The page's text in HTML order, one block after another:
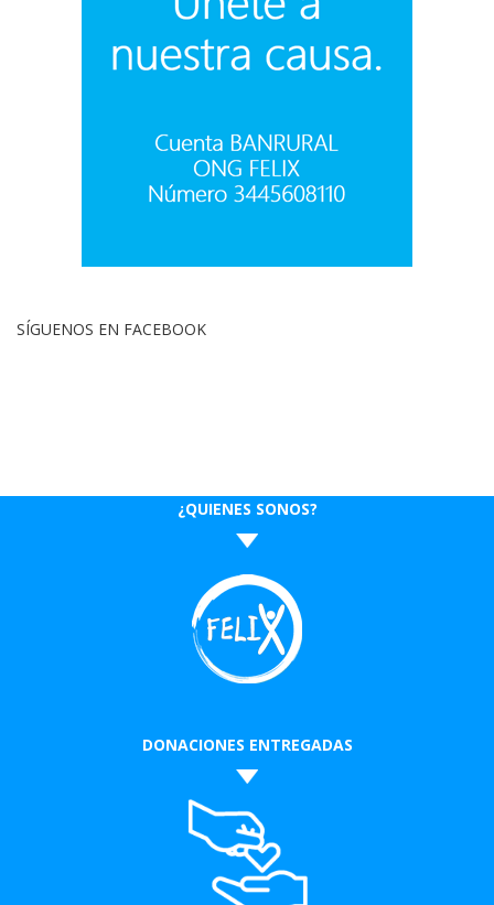
SÍGUENOS EN FACEBOOK
¿QUIENES SONOS?
DONACIONES ENTREGADAS